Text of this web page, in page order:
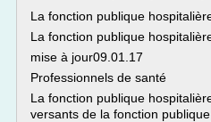
La fonction publique
La fonction publique
mise à jour09.01.17
Professionnels de santé
La fonction publique
versants de la fonction